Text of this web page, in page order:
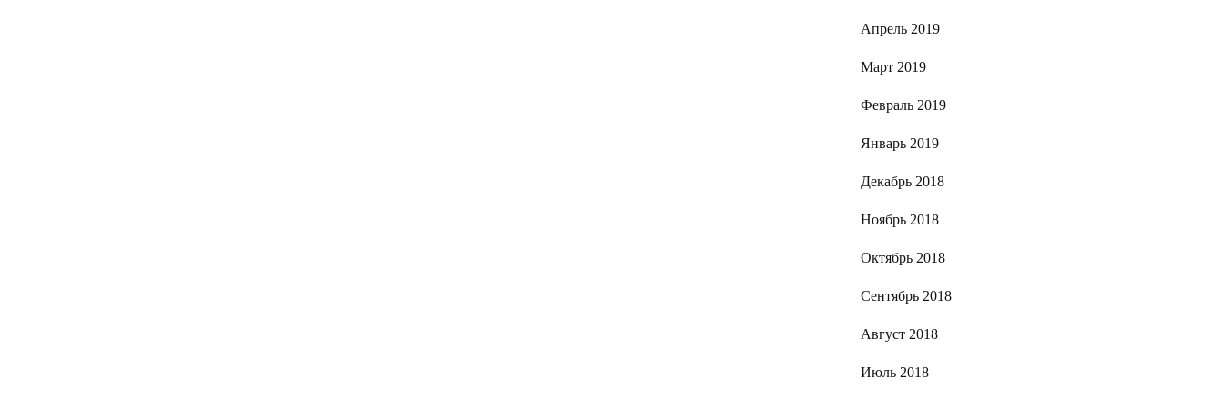
Апрель 2019
Март 2019
Февраль 2019
Январь 2019
Декабрь 2018
Ноябрь 2018
Октябрь 2018
Сентябрь 2018
Август 2018
Июль 2018